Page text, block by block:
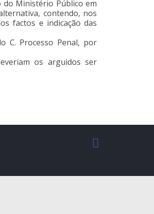
do Ministério Público em
contendo, nos
factos e indicação das
C. Processo Penal, por
os arguidos ser